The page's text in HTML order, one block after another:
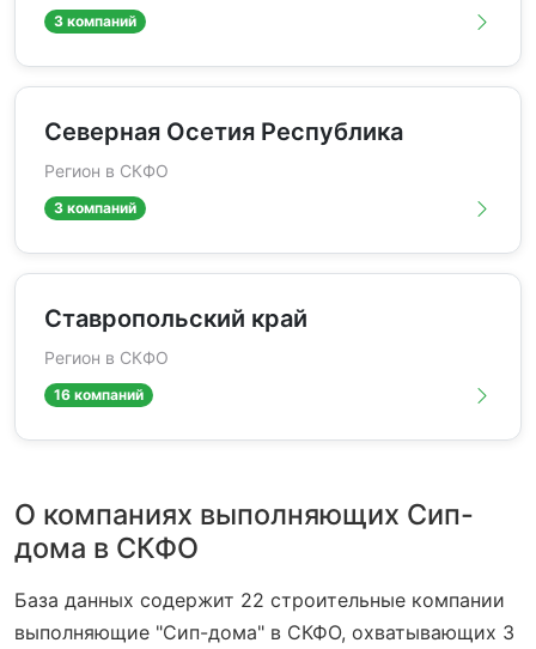
3 компаний
Северная Осетия Республика
Регион в СКФО
3 компаний
Ставропольский край
Регион в СКФО
16 компаний
О компаниях выполняющих Сип-
дома в СКФО
База данных содержит 22 строительные компании
выполняющие "Сип-дома" в СКФО, охватывающих 3